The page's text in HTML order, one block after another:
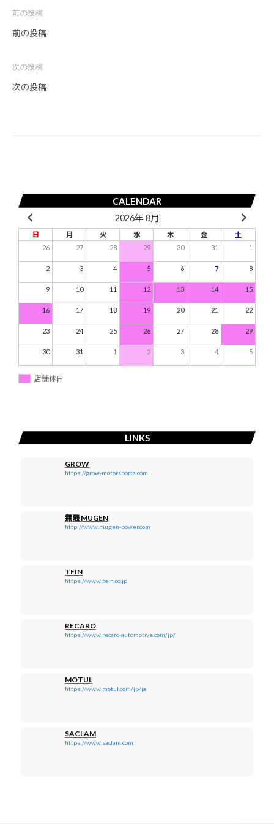
投
稿
ナ
ビ
ン
前の投稿
前の投稿
次の投稿
次の投稿
CALENDAR
2026年 8月
日 月 火 水 木 金
土
26
27 28 29 30 31 1
2 3 4 5 6 7 8
9 10 11 12 13 14 15
16 17 18 19 20 21 22
23 24 25 26 27 28 29
30 31 1 2 3 4 5
店舗休日
LINKS
GROW
https://grow-motorsports.com
無限 MUGEN
http://www.mugen-power.com
TEIN
https://www.tein.co.jp
RECARO
https://www.recaro-automotive.com/jp/
MOTUL
https://www.motul.com/jp/ja
SACLAM
https://www.saclam.com